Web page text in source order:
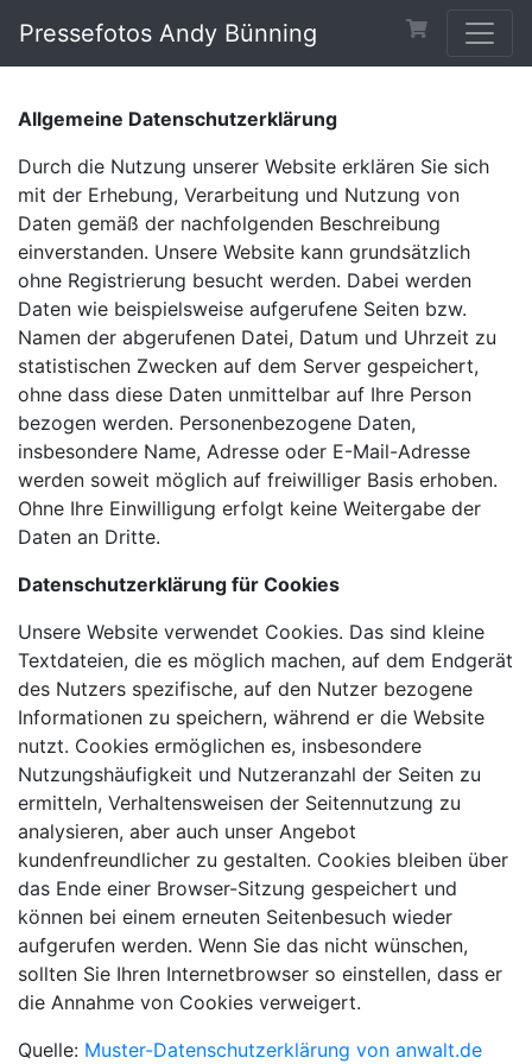
Pressefotos Andy Bünning
Allgemeine Datenschutzerklärung
Durch die Nutzung unserer Website erklären Sie sich
mit der Erhebung, Verarbeitung und Nutzung von
Daten gemäß der nachfolgenden Beschreibung
einverstanden. Unsere Website kann grundsätzlich
ohne Registrierung besucht werden. Dabei werden
Daten wie beispielsweise aufgerufene Seiten bzw.
Namen der abgerufenen Datei, Datum und Uhrzeit zu
statistischen Zwecken auf dem Server gespeichert,
ohne dass diese Daten unmittelbar auf Ihre Person
bezogen werden. Personenbezogene Daten,
insbesondere Name, Adresse oder E-Mail-Adresse
werden soweit möglich auf freiwilliger Basis erhoben.
Ohne Ihre Einwilligung erfolgt keine Weitergabe der
Daten an Dritte.
Datenschutzerklärung für Cookies
Unsere Website verwendet Cookies. Das sind kleine
Textdateien, die es möglich machen, auf dem Endgerät
des Nutzers spezifische, auf den Nutzer bezogene
Informationen zu speichern, während er die Website
nutzt. Cookies ermöglichen es, insbesondere
Nutzungshäufigkeit und Nutzeranzahl der Seiten zu
ermitteln, Verhaltensweisen der Seitennutzung zu
analysieren, aber auch unser Angebot
kundenfreundlicher zu gestalten. Cookies bleiben über
das Ende einer Browser-Sitzung gespeichert und
können bei einem erneuten Seitenbesuch wieder
aufgerufen werden. Wenn Sie das nicht wünschen,
sollten Sie Ihren Internetbrowser so einstellen, dass er
die Annahme von Cookies verweigert.
Quelle: Muster-Datenschutzerklärung von anwalt.de